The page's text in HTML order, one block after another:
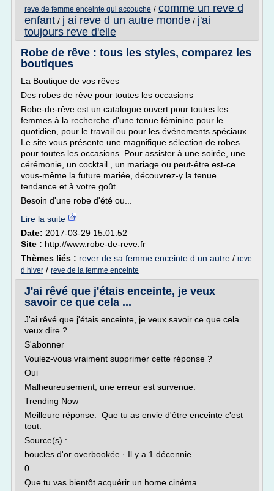
reve de femme enceinte qui accouche / comme un reve d
enfant / j ai reve d un autre monde / j'ai
toujours reve d'elle
Robe de rêve : tous les styles, comparez les
boutiques
La Boutique de vos rêves
Des robes de rêve pour toutes les occasions
Robe-de-rêve est un catalogue ouvert pour toutes les
femmes à la recherche d'une tenue féminine pour le
quotidien, pour le travail ou pour les événements spéciaux.
Le site vous présente une magnifique sélection de robes
pour toutes les occasions. Pour assister à une soirée, une
cérémonie, un cocktail , un mariage ou peut-être est-ce
vous-même la future mariée, découvrez-y la tenue
tendance et à votre goût.
Besoin d'une robe d'été ou...
Lire la suite
Date: 2017-03-29 15:01:52
Site : http://www.robe-de-reve.fr
Thèmes liés : rever de sa femme enceinte d un autre / reve
d hiver / reve de la femme enceinte
J'ai rêvé que j'étais enceinte, je veux
savoir ce que cela ...
J'ai rêvé que j'étais enceinte, je veux savoir ce que cela
veux dire.?
S'abonner
Voulez-vous vraiment supprimer cette réponse ?
Oui
Malheureusement, une erreur est survenue.
Trending Now
Meilleure réponse: Que tu as envie d'être enceinte c'est
tout.
Source(s) :
boucles d'or overbookée · Il y a 1 décennie
0
Que tu vas bientôt acquérir un home cinéma.